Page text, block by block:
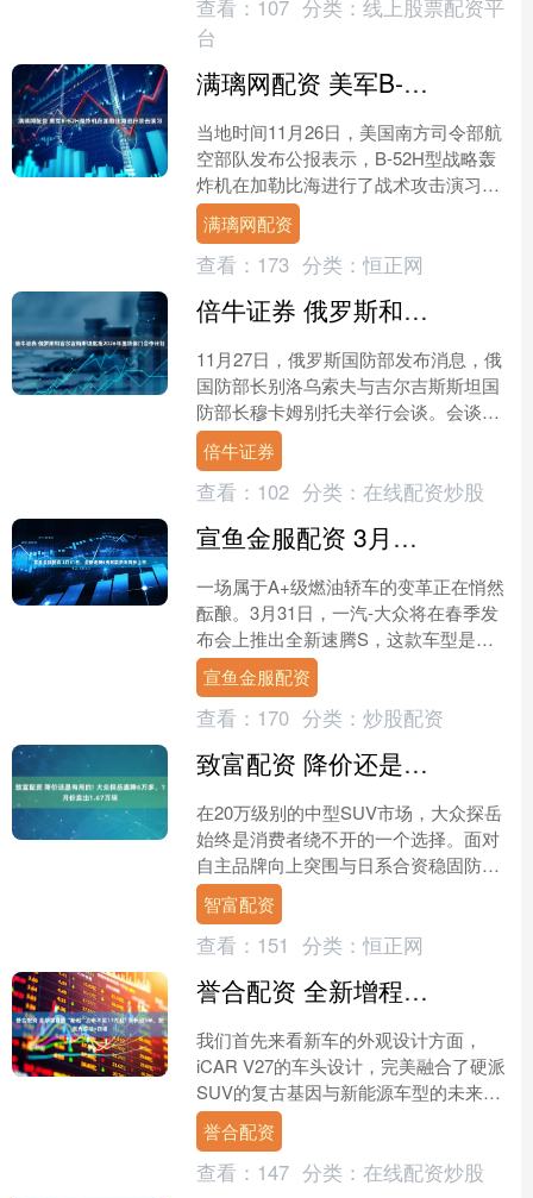
查看： 107 分类： 线上股票配资平
台
满璃网配资 美军B-52H轰炸机在加勒比海进行攻击演习
当地时间11月26日，美国南方司令部航
空部队发布公报表示，B-52H型战略轰
炸机在加勒比海进行了战术攻击演习。
公报称，B-52H此次演习行动在国际水
域沿委内瑞拉....
满璃网配资
查看： 173 分类： 恒正网
倍牛证券 俄罗斯和吉尔吉斯斯坦批准2026年国防部门合作计划
11月27日，俄罗斯国防部发布消息，俄
国防部长别洛乌索夫与吉尔吉斯斯坦国
防部长穆卡姆别托夫举行会谈。会谈结
束后，俄吉两国国防部长批准了2026年
国防部门合作计划....
倍牛证券
查看： 102 分类： 在线配资炒股
宣鱼金服配资 3月31日，全新速腾S携五款新车同步上市
一场属于A+级燃油轿车的变革正在悄然
酝酿。3月31日，一汽-大众将在春季发
布会上推出全新速腾S，这款车型是速
腾家族的最新力作。凭借深度融合AI大
模型的智能座舱、....
宣鱼金服配资
查看： 170 分类： 炒股配资
致富配资 降价还是有用的! 大众探岳直降6万多，1月份卖出1.67万辆
在20万级别的中型SUV市场，大众探岳
始终是消费者绕不开的一个选择。面对
自主品牌向上突围与日系合资稳固防守
的双重压力，这款德系SUV凭借扎实的
机械素质、均衡的空....
智富配资
查看： 151 分类： 恒正网
誉合配资 全新增程版“陆巡”上市不足17万起! 车长超5米，配激光雷达+四驱
我们首先来看新车的外观设计方面，
iCAR V27的车头设计，完美融合了硬派
SUV的复古基因与新能源车型的未来
感。经典的方盒子轮廓之下，撞色设计
的进气格栅十分吸睛....
誉合配资
查看： 147 分类： 在线配资炒股